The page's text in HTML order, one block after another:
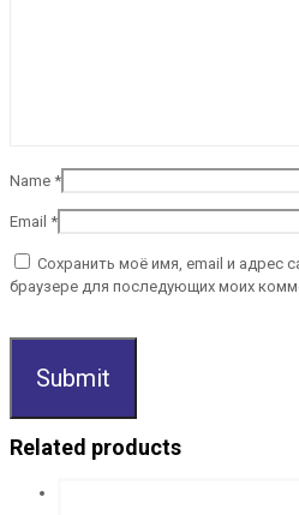
Name *
Email *
Сохранить моё имя, email и адрес
браузере для последующих моих
Related products